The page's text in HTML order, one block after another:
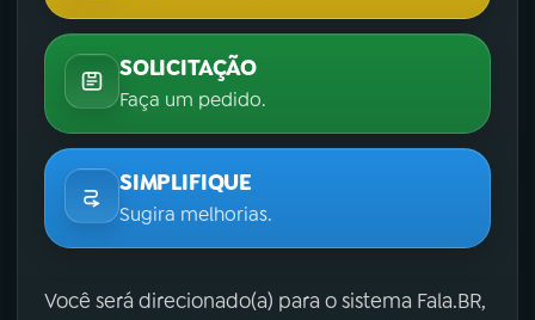
SOLICITAÇÃO
Faça um pedido.
SIMPLIFIQUE
Sugira melhorias.
Você será direcionado(a) para o sistema Fala.BR,